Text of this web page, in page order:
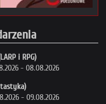
i RPG)
- 08.08.2026
- 09.08.2026